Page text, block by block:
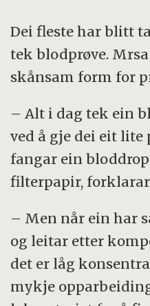
Dei fleste har blitt
tek blodprøve.
skånsam form for
– Alt i dag tek ein
ved å gje dei eit
fangar ein
filterpapir,
– Men når ein har
og leitar etter
det er låg
mykje